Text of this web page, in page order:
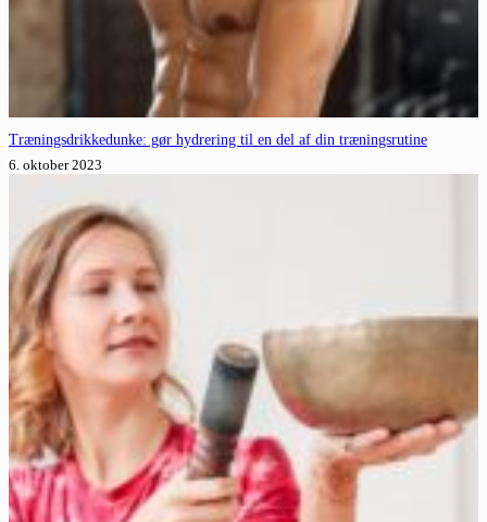
Træningsdrikkedunke: gør hydrering til en del af din træningsrutine
6. oktober 2023